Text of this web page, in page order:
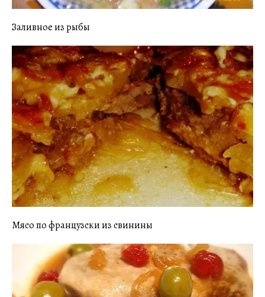
Заливное из рыбы
Мясо по французски из свинины